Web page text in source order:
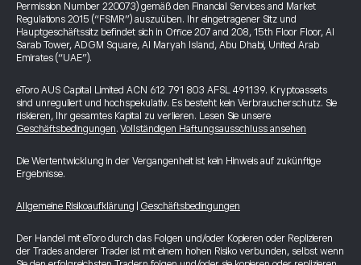
Permission Number 220073) gemäß den Financial Services and Market
Regulations 2015 (“FSMR”) auszuüben. Ihr eingetragener Sitz und
Hauptgeschäftssitz befindet sich in Office 207 and 208, 15th Floor Floor, Al
Sarab Tower, ADGM Square, Al Maryah Island, Abu Dhabi, United Arab
Emirates (“UAE”).
eToro AUS Capital Limited ACN 612 791 803 AFSL 491139. Kryptoassets
sind unreguliert und hochspekulativ. Es besteht kein Verbraucherschutz. Sie
riskieren, Ihr gesamtes Kapital zu verlieren. Lesen Sie unsere
Geschäftsbedingungen.Vollständigen Haftungsausschluss ansehen
Die Wertentwicklung in der Vergangenheit ist kein Hinweis auf zukünftige
Ergebnisse.
Allgemeine Risikoaufklärung Geschäftsbedingungen
Der Handel mit eToro durch das Folgen und/oder Kopieren oder Replizieren
der Trades anderer Trader ist mit einem hohen Risiko verbunden, selbst wenn